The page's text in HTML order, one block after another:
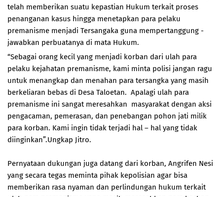
telah memberikan suatu kepastian Hukum terkait proses
penanganan kasus hingga menetapkan para pelaku
premanisme menjadi Tersangaka guna mempertanggung -
jawabkan perbuatanya di mata Hukum.
“Sebagai orang kecil yang menjadi korban dari ulah para
pelaku kejahatan premanisme, kami minta polisi jangan ragu
untuk menangkap dan menahan para tersangka yang masih
berkeliaran bebas di Desa Taloetan. Apalagi ulah para
premanisme ini sangat meresahkan masyarakat dengan aksi
pengacaman, pemerasan, dan penebangan pohon jati milik
para korban. Kami ingin tidak terjadi hal – hal yang tidak
diinginkan”.Ungkap Jitro.
Pernyataan dukungan juga datang dari korban, Angrifen Nesi
yang secara tegas meminta pihak kepolisian agar bisa
memberikan rasa nyaman dan perlindungan hukum terkait